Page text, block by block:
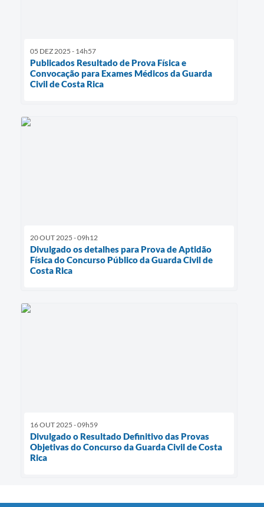
05 DEZ 2025 - 14h57
Publicados Resultado de Prova Física e
Convocação para Exames Médicos da Guarda
Civil de Costa Rica
20 OUT 2025 - 09h12
Divulgado os detalhes para Prova de Aptidão
Física do Concurso Público da Guarda Civil de
Costa Rica
16 OUT 2025 - 09h59
Divulgado o Resultado Definitivo das Provas
Objetivas do Concurso da Guarda Civil de Costa
Rica